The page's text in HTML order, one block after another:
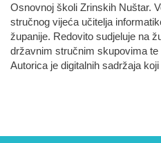
Osnovnoj školi Zrinskih Nuštar.
stručnog vijeća učitelja
županije. Redovito sudjeluje na
državnim stručnim skupovima
Autorica je digitalnih sadržaja